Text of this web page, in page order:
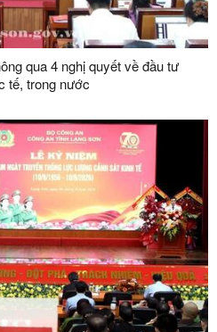
qua 4 nghị quyết về đầu tư
tế, trong nước